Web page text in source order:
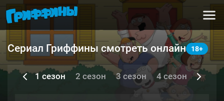
Сериал Гриффины смотреть онлайн
Серии и сезоны
1 сезон 2 сезон 3 сезон 4 сезон 5